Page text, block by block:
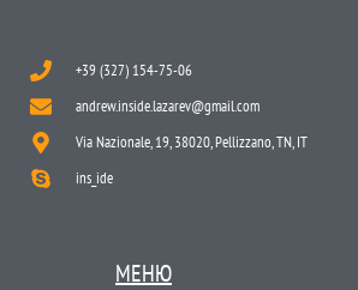
+39 (327) 154-75-06
andrew.inside.lazarev@gmail.com
Via Nazionale, 19, 38020, Pellizzano, TN, IT
ins_ide
МЕНЮ